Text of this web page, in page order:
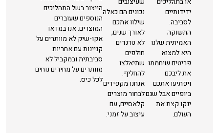
ידידותיים
לסביבה.
התשוקה
האמיתית שלנו
היא למצוא
פריטים שיחממו
את ליבכם
ויפתיעו אתכם
ביופיים אבל שגם
ינקו קצת את
העולם.
נכונים הם כאלה
שילוו אתכם
לאורך שנים,
לא טרנדים
חולפים
שתיאלצו
להחליף.
אנחנו מקפידים
לבחור מוצרים
קלאסיים, עם
עיצוב על זמני.
הייצור בשל התהליכים
הנוספים שעוברים
המוצרים. אנו במדאו
אקו-שיק לא מוותרים על
קניינות עם אחריות
סביבתית ובמקביל לא
מוותרים על מחירים נוחים
לכל כיס.